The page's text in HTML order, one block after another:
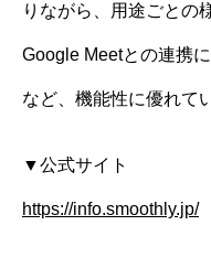
りながら、用途ごとの
Google Meetとの連携
など、機能性に優れて
▼公式サイト
https://info.smoothly.jp/